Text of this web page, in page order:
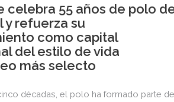
celebra 55 años de polo
y refuerza su
como capital
del estilo de vida
más selecto
décadas, el polo ha formado parte